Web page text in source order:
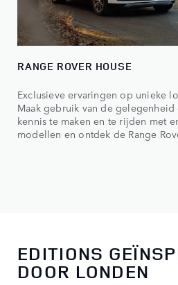
RANGE ROVER HOUSE
Exclusieve ervaringen op unieke
Maak gebruik van de
kennis te maken en te rijden met
modellen en ontdek de Range
EDITIONS
DOOR LONDEN